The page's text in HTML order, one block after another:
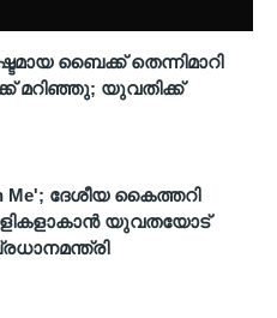
ബൈക്ക് തെന്നിമാറി
മറിഞ്ഞു; യുവതിക്ക്
Me'; ദേശീയ കൈത്തറി
യുവതയോട്